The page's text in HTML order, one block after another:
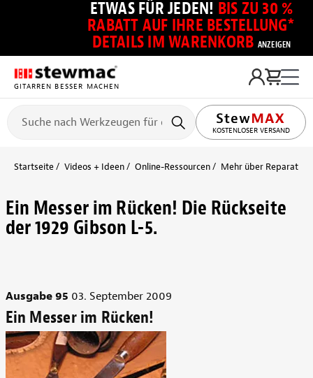
ETWAS FÜR JEDEN! BIS ZU 30 %
RABATT AUF IHRE BESTELLUNG*
DETAILS IM WARENKORB ANZEIGEN
GITARREN BESSER MACHEN
KOSTENLOSER VERSAND
Startseite Videos + Ideen Online-Ressourcen Mehr über
Ein Messer im Rücken! Die Rückseite
der 1929 Gibson L-5.
Ausgabe 95 03. September 2009
Ein Messer im Rücken!